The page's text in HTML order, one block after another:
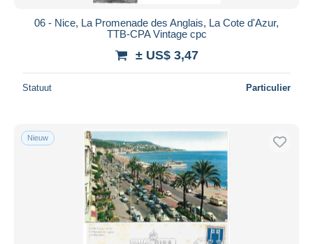
06 - Nice, La Promenade des Anglais, La Cote d'Azur,
TTB-CPA Vintage cpc
± US$ 3,47
Statuut Particulier
Nieuw